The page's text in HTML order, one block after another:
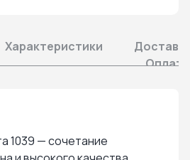
Характеристики
Оплата
1039 — сочетание